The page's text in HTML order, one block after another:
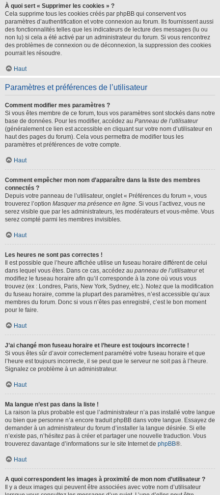
À quoi sert « Supprimer les cookies » ?
Cela supprime tous les cookies créés par phpBB qui conservent vos
paramètres d’authentification et votre connexion au forum. Ils fournissent aussi
des fonctionnalités telles que les indicateurs de lecture des messages (lu ou
non lu) si cela a été activé par un administrateur du forum. Si vous rencontrez
des problèmes de connexion ou de déconnexion, la suppression des cookies
pourrait les résoudre.
Haut
Paramètres et préférences de l’utilisateur
Comment modifier mes paramètres ?
Si vous êtes membre de ce forum, tous vos paramètres sont stockés dans notre
base de données. Pour les modifier, accédez au Panneau de l’utilisateur
(généralement ce lien est accessible en cliquant sur votre nom d’utilisateur en
haut des pages du forum). Cela vous permettra de modifier tous les
paramètres et préférences de votre compte.
Haut
Comment empêcher mon nom d’apparaître dans la liste des membres
connectés ?
Depuis votre panneau de l’utilisateur, onglet « Préférences du forum », vous
trouverez l’option Masquer ma présence en ligne. Si vous l’activez, vous ne
serez visible que par les administrateurs, les modérateurs et vous-même. Vous
serez compté parmi les membres invisibles.
Haut
Les heures ne sont pas correctes !
Il est possible que l’heure affichée utilise un fuseau horaire différent de celui
dans lequel vous êtes. Dans ce cas, accédez au panneau de l’utilisateuret
modifiez le fuseau horaire afin qu’il corresponde à la zone où vous vous
trouvez (ex : Londres, Paris, New York, Sydney, etc.). Notez que la modification
du fuseau horaire, comme la plupart des paramètres, n’est accessible qu’aux
membres du forum. Donc si vous n’êtes pas enregistré, c’est le bon moment
pour le faire.
Haut
J’ai changé mon fuseau horaire et l’heure est toujours incorrecte !
Si vous êtes sûr d’avoir correctement paramétré votre fuseau horaire et que
l’heure est toujours incorrecte, il se peut que le serveur ne soit pas à l’heure.
Signalez ce problème à un administrateur.
Haut
Ma langue n’est pas dans la liste !
La raison la plus probable est que l’administrateur n’a pas installé votre langue
ou bien que personne n’a encore traduit phpBB dans votre langue. Essayez de
demander à un administrateur du forum d’installer la langue désirée. Si elle
n’existe pas, n’hésitez pas à créer et partager une nouvelle traduction. Vous
trouverez davantage d’informations sur le site Internet de phpBB®.
Haut
A quoi correspondent les images à proximité de mon nom d’utilisateur ?
Il y a deux images qui peuvent être associées avec votre nom d’utilisateur